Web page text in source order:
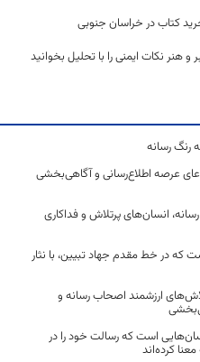
کتاب در خراسان جنوبی
هنر نکات ایمنی را با تحلیل بخوانید
رنگ رسانه
عرصه اطلاع‌رسانی و آگاهی‌بخشی
انسان‌های پرتلاش و فداکاری
که در خط مقدم جهاد تبیین، با نثار
ارزشمند اصحاب رسانه و
است که رسالت خود را در
کرده‌اند